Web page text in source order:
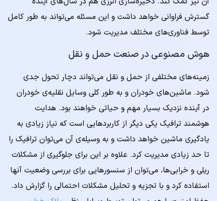
گسترش فراوانی خواهد داشت و این مسئله می‌تواند به طور کامل
توسط فناوری‌های مختلف مدیریت شود.
هوش مصنوعی در صنعت حمل و نقل
زمینه‌های مختلفی از حمل و نقل می‌تواند دچار تحول جدی
شود. ماشین‌های خودران و به طور کلی وسایل نقلیه‌ی خودران
در آینده نزدیک بسیار مهم و حیاتی خواهند بود. هدایت
هوشمند ترافیک یکی دیگر از کاربردهایی است که نیاز زیادی به
یادگیری ماشین خواهد داشت و به وسیله‌ی آن می‌توان ترافیک را
تا حد زیادی مدیریت کرد. علاوه بر این برای جلوگیری از مشکلات
ریلی و خرابی‌ها، می‌توان از سنسورهایی برای بررسی وضعیت آنها
استفاده کرد و با تجزیه و تحلیل مشکلات احتمالی را گزارش داد.